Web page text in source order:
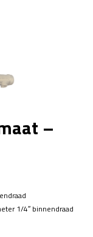
–
1/4″ binnendraad